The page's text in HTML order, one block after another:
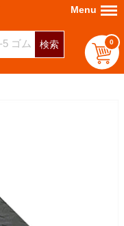
検索 0
Menu Menu